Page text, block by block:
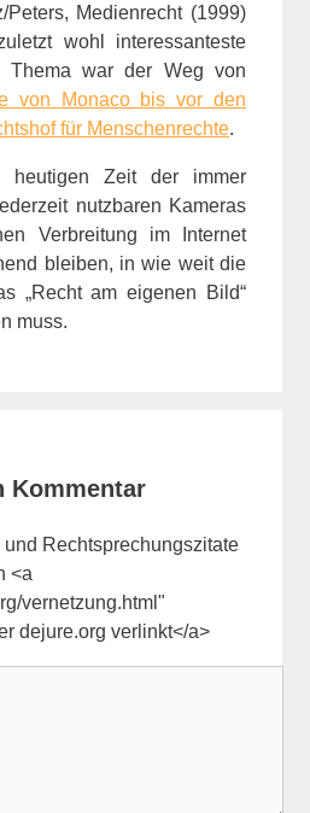
Medienrecht (1999)
wohl interessanteste
Thema war der Weg von
von Monaco bis vor den
für Menschenrechte.
heutigen Zeit der immer
nutzbaren Kameras
Verbreitung im Internet
bleiben, in wie weit die
„Recht am eigenen Bild“
muss.
Kommentar
Rechtsprechungszitate
<a
vernetzung.html"
dejure.org verlinkt</a>